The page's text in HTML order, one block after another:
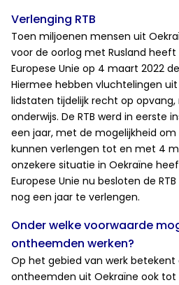
Verlenging RTB
Toen miljoenen mensen uit
voor de oorlog met Rusland heeft
Europese Unie op 4 maart 2022
Hiermee hebben vluchtelingen uit
lidstaten tijdelijk recht op opvang,
onderwijs. De RTB werd in eerste
een jaar, met de mogelijkheid
kunnen verlengen tot en met 4
onzekere situatie in Oekraïne
Europese Unie nu besloten de
nog een jaar te verlengen.
Onder welke voorwaarde
ontheemden werken?
Op het gebied van werk betekent
ontheemden uit Oekraïne ook